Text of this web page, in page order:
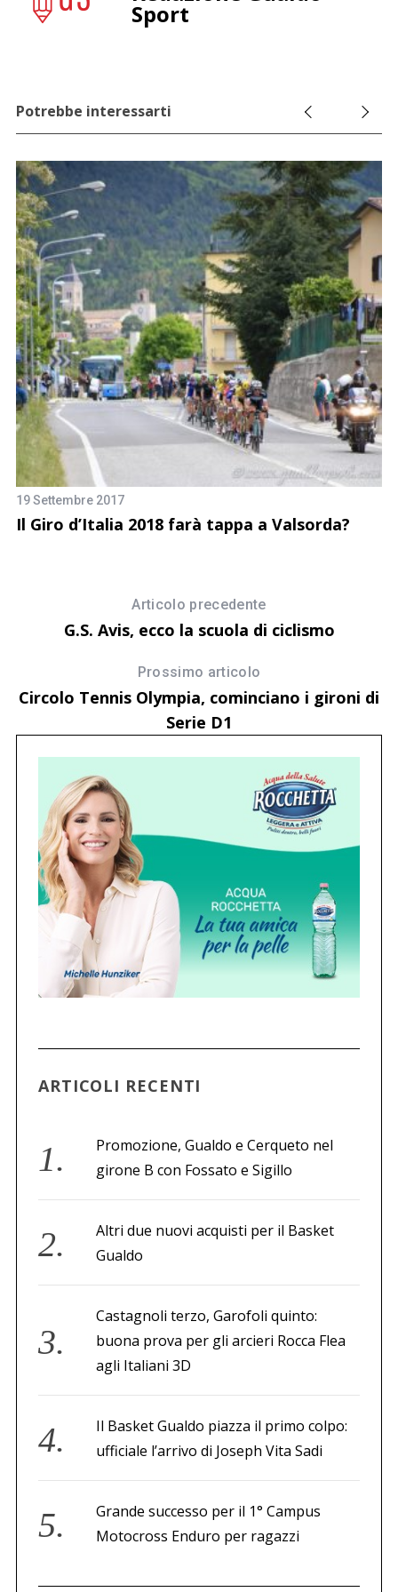
Sport
Potrebbe interessarti
19 Settembre 2017
Il Giro d’Italia 2018 farà tappa a Valsorda?
Articolo precedente
G.S. Avis, ecco la scuola di ciclismo
Prossimo articolo
Circolo Tennis Olympia, cominciano i gironi di
Serie D1
ARTICOLI RECENTI
Promozione, Gualdo e Cerqueto nel
girone B con Fossato e Sigillo
Altri due nuovi acquisti per il Basket
Gualdo
Castagnoli terzo, Garofoli quinto:
buona prova per gli arcieri Rocca Flea
agli Italiani 3D
Il Basket Gualdo piazza il primo colpo:
ufficiale l’arrivo di Joseph Vita Sadi
Grande successo per il 1° Campus
Motocross Enduro per ragazzi